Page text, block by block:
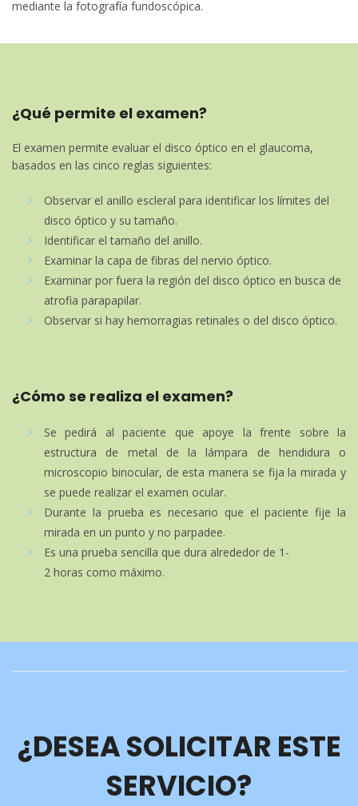
mediante la fotografía fundoscópica.
¿Qué permite el examen?
El examen permite evaluar el disco óptico en el glaucoma,
basados en las cinco reglas siguientes:
Observar el anillo escleral para identificar los límites del
disco óptico y su tamaño.
Identificar el tamaño del anillo.
Examinar la capa de fibras del nervio óptico.
Examinar por fuera la región del disco óptico en busca de
atrofia parapapilar.
Observar si hay hemorragias retinales o del disco óptico.
¿Cómo se realiza el examen?
Se pedirá al paciente que apoye la frente sobre la
estructura de metal de la lámpara de hendidura o
microscopio binocular, de esta manera se fija la mirada y
se puede realizar el examen ocular.
Durante la prueba es necesario que el paciente fije la
mirada en un punto y no parpadee.
Es una prueba sencilla que dura alrededor de 1-
2 horas como máximo.
¿DESEA SOLICITAR ESTE
SERVICIO?